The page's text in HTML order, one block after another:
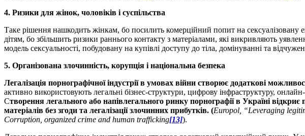
4. Ризики для жінок, чоловіків і суспільства
Таке рішення нашкодить жінкам, бо посилить комерційний попит на
дітям, бо збільшить ризики раннього контакту з матеріалами, які викривляють
модель сексуальності, побудовану на купівлі доступу до тіла, домінуванні та
5. Організована злочинність, корупція і національна безпека
Легалізація порнографічної індустрії в умовах війни створює додаткові
активно використовують легальні бізнес-структури, цифрову інфраструктуру,
Створення легального або напівлегального ринку порнографії в Україні
матеріалів без згоди та легалізації злочинних прибутків. (Europol, “Leveraging
Corruption, organized crime and human trafficking[13]).